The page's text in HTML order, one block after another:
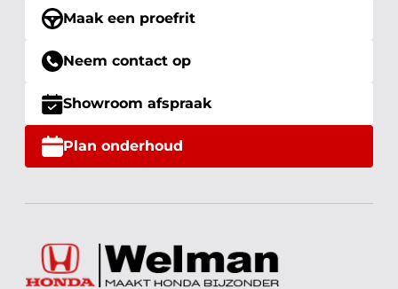
Maak een proefrit
Neem contact op
Showroom afspraak
Plan onderhoud